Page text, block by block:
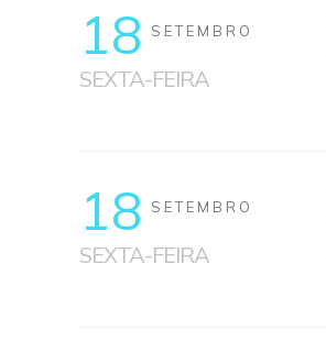
18 SETEMBRO
SEXTA-FEIRA
18 SETEMBRO
SEXTA-FEIRA